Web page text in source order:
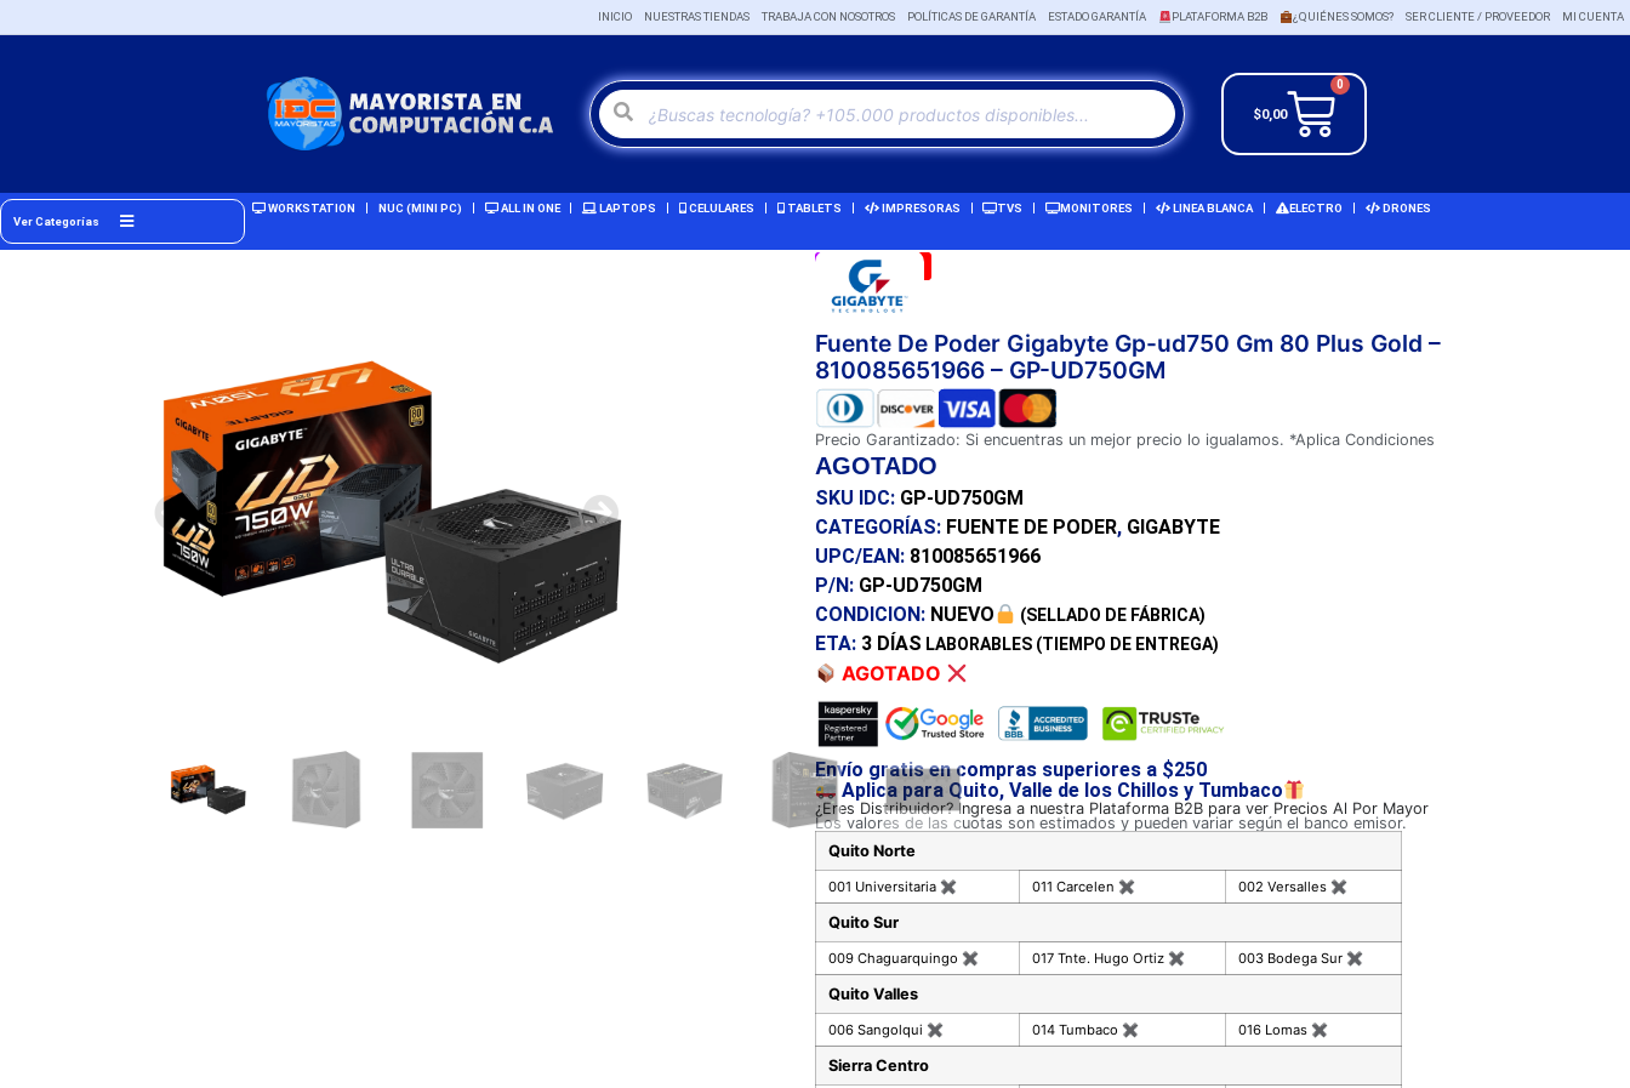
INICIO NUESTRAS TIENDAS TRABAJA CON NOSOTROS POLÍTICAS DE GARANTÍA ESTADO GARANTÍA PLATAFORMA B2B ¿QUIÉNES SOMOS? SER CLIENTE / PROVEEDOR MI CUENTA
$0,00
0
Ver Categorías
WORKSTATION NUC (MINI PC) ALL IN ONE LAPTOPS CELULARES TABLETS IMPRESORAS TVS MONITORES LINEA BLANCA ELECTRO DRONES
Remate!
Fuente De Poder Gigabyte Gp-ud750 Gm 80 Plus Gold –
810085651966 – GP-UD750GM
Precio Garantizado: Si encuentras un mejor precio lo igualamos. *Aplica Condiciones
AGOTADO
SKU IDC: GP-UD750GM
CATEGORÍAS: FUENTE DE PODER, GIGABYTE
UPC/EAN: 810085651966
P/N: GP-UD750GM
CONDICION: NUEVO (SELLADO DE FÁBRICA)
ETA: 3 DÍAS LABORABLES (TIEMPO DE ENTREGA)
AGOTADO
Envío gratis en compras superiores a $250
Aplica para Quito, Valle de los Chillos y Tumbaco
¿Eres Distribuidor? Ingresa a nuestra Plataforma B2B para ver Precios Al Por Mayor
Los valores de las cuotas son estimados y pueden variar según el banco emisor.
Quito Norte
001 Universitaria ✖ 011 Carcelen ✖ 002 Versalles ✖
Quito Sur
009 Chaguarquingo ✖ 017 Tnte. Hugo Ortiz ✖ 003 Bodega Sur ✖
Quito Valles
006 Sangolqui ✖ 014 Tumbaco ✖ 016 Lomas ✖
Sierra Centro